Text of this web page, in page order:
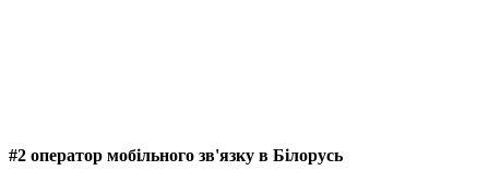
#2 оператор мобільного зв'язку в Білорусь